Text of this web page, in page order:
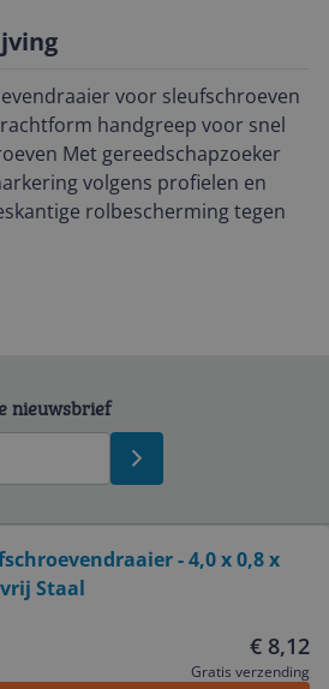
voor sleufschroeven
handgreep voor snel
Met gereedschapzoeker
volgens profielen en
rolbescherming tegen
- 4,0 x 0,8 x
Staal
€ 8,12
Gratis verzending
nieuwsbrief